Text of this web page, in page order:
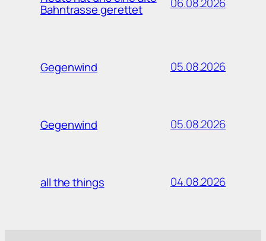
Bahntrasse gerettet 06.08.2026
Gegenwind 05.08.2026
Gegenwind 05.08.2026
all the things 04.08.2026